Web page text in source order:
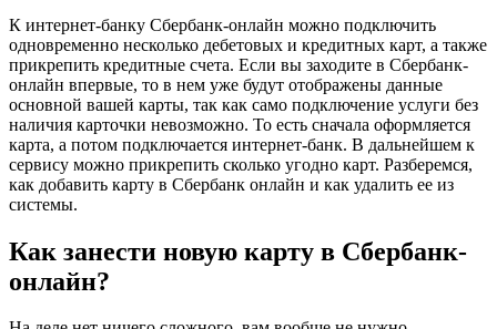
К интернет-банку Сбербанк-онлайн можно подключить
одновременно несколько дебетовых и кредитных карт, а также
прикрепить кредитные счета. Если вы заходите в Сбербанк-
онлайн впервые, то в нем уже будут отображены данные
основной вашей карты, так как само подключение услуги без
наличия карточки невозможно. То есть сначала оформляется
карта, а потом подключается интернет-банк. В дальнейшем к
сервису можно прикрепить сколько угодно карт. Разберемся,
как добавить карту в Сбербанк онлайн и как удалить ее из
системы.
Как занести новую карту в Сбербанк-
онлайн?